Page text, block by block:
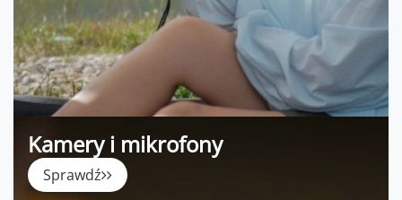
Kamery i mikrofony
Sprawdź